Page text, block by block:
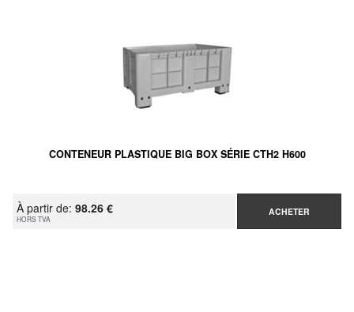
CONTENEUR PLASTIQUE BIG BOX SÉRIE CTH2 H600
À partir de: 98.26 €
HORS TVA
ACHETER